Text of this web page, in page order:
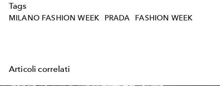
Tags
MILANO FASHION WEEK PRADA FASHION WEEK
Articoli correlati